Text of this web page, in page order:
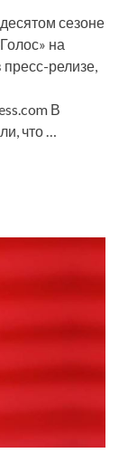
сезоне
на
релизе,
В
что …